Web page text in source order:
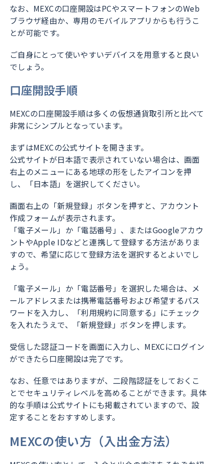
なお、MEXCの口座開設はPCやスマートフォンのWeb
ブラウザ経由か、専用のモバイルアプリからも行うこ
とが可能です。
ご自身にとって使いやすいデバイスを用意すると良い
でしょう。
口座開設手順
MEXCの口座開設手順は多くの仮想通貨取引所と比べて
非常にシンプルとなっています。
まずはMEXCの公式サイトを開きます。
公式サイトが日本語で表示されていない場合は、画面
右上のメニューにある地球の形をしたアイコンを押
し、「日本語」を選択してください。
画面右上の「新規登録」ボタンを押すと、アカウント
作成フォームが表示されます。
「電子メール」か「電話番号」、またはGoogleアカウ
ントやApple IDなどと連携して登録する方法がありま
すので、希望に応じて登録方法を選択するとよいでし
ょう。
「電子メール」か「電話番号」を選択した場合は、メ
ールアドレスまたは携帯電話番号および希望するパス
ワードを入力し、「利用規約に同意する」にチェック
を入れたうえで、「新規登録」ボタンを押します。
受信した認証コードを画面に入力し、MEXCにログイン
ができたら口座開設は完了です。
なお、任意ではありますが、二段階認証をしておくこ
とでセキュリティレベルを高めることができます。具体
的な手順は公式サイトにも掲載されていますので、設
定することをおすすめします。
MEXCの使い方（入出金方法）